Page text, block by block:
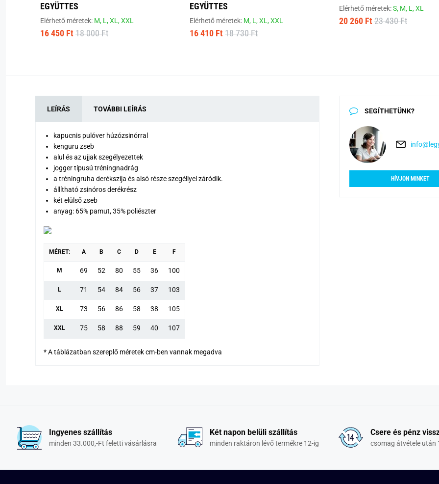
EGYÜTTES
Elérhető méretek: M, L,XL,XXL
16 450 Ft 18 000 Ft
EGYÜTTES
Elérhető méretek: M, L,XL,XXL
16 410 Ft 18 730 Ft
Elérhető méretek:S, M, L,XL
20 260 Ft 23 430 Ft
LEÍRÁS TOVÁBBI LEÍRÁS
kapucnis pulóver húzózsinórral
kenguru zseb
alul és az ujjak szegélyezettek
jogger típusú tréningnadrág
a tréningruha derékszíja és alsó része szegéllyel záródik.
állítható zsinóros derékrész
két elülső zseb
anyag: 65% pamut, 35% poliészter
MÉRET: A B C D E F
M 69 52 80 55 36 100
L 71 54 84 56 37 103
XL 73 56 86 58 38 105
XXL 75 58 88 59 40 107
* A táblázatban szereplő méretek cm-ben vannak megadva
SEGÍTHETÜNK?
HÍVJON MINKET
Ingyenes szállítás
minden 33.000,-Ft feletti vásárlásra
Két napon belüli szállítás
minden raktáron lévő termékre 12-ig
Csere és pénz
csomag átvétele után